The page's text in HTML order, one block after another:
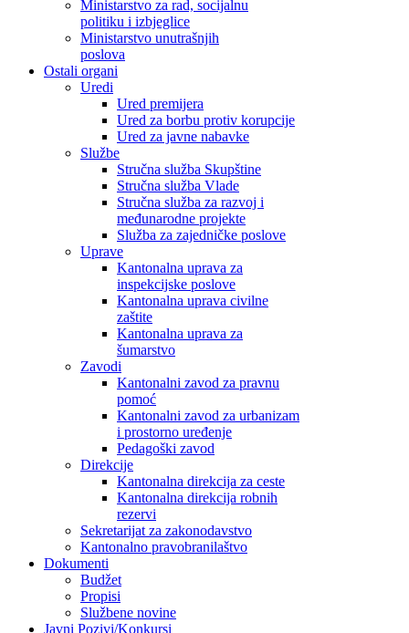
Ministarstvo za rad, socijalnu
politiku i izbjeglice
Ministarstvo unutrašnjih
poslova
Ostali organi
Uredi
Ured premijera
Ured za borbu protiv korupcije
Ured za javne nabavke
Službe
Stručna služba Skupštine
Stručna služba Vlade
Stručna služba za razvoj i
međunarodne projekte
Služba za zajedničke poslove
Uprave
Kantonalna uprava za
inspekcijske poslove
Kantonalna uprava civilne
zaštite
Kantonalna uprava za
šumarstvo
Zavodi
Kantonalni zavod za pravnu
pomoć
Kantonalni zavod za urbanizam
i prostorno uređenje
Pedagoški zavod
Direkcije
Kantonalna direkcija za ceste
Kantonalna direkcija robnih
rezervi
Sekretarijat za zakonodavstvo
Kantonalno pravobranilaštvo
Dokumenti
Budžet
Propisi
Službene novine
Javni Pozivi/Konkursi